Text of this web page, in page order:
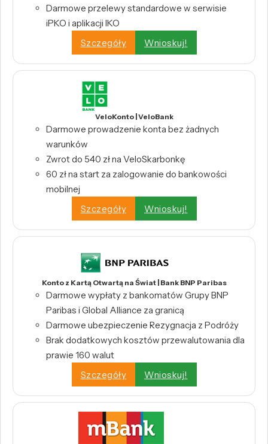
Darmowe przelewy standardowe w serwisie
iPKO i aplikacji IKO
Szczegóły
Wnioskuj!
VeloKonto | VeloBank
Darmowe prowadzenie konta bez żadnych
warunków
Zwrot do 540 zł na VeloSkarbonkę
60 zł na start za zalogowanie do bankowości
mobilnej
Szczegóły
Wnioskuj!
Konto z Kartą Otwartą na Świat | Bank BNP Paribas
Darmowe wypłaty z bankomatów Grupy BNP
Paribas i Global Alliance za granicą
Darmowe ubezpieczenie Rezygnacja z Podróży
Brak dodatkowych kosztów przewalutowania dla
prawie 160 walut
Szczegóły
Wnioskuj!